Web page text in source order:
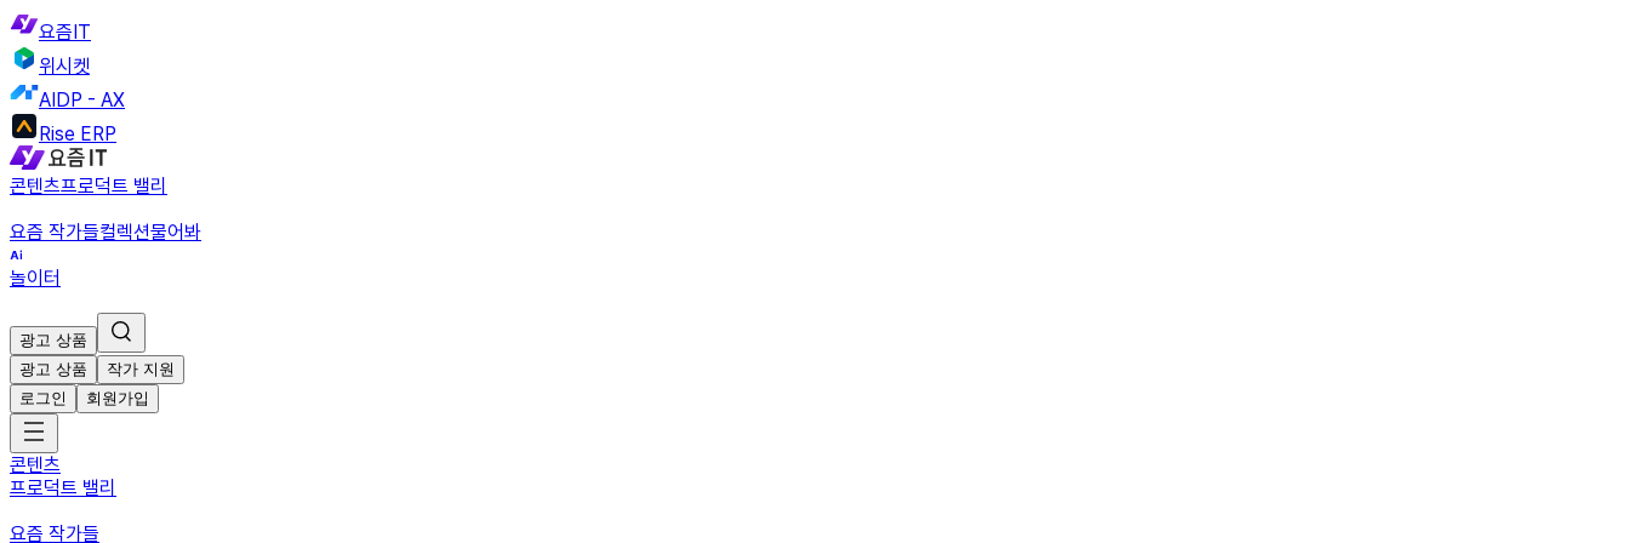
요즘IT
위시켓
AIDP - AX
Rise ERP
콘텐츠프로덕트 밸리
요즘 작가들컬렉션물어봐
놀이터
광고 상품
광고 상품
작가 지원
로그인
회원가입
콘텐츠
프로덕트 밸리
요즘 작가들